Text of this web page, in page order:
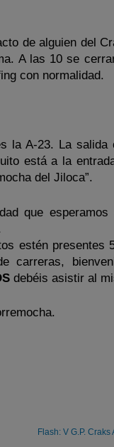
de alguien del
A las 10 se
con normalidad.
la A-23. La salida
está a la
del Jiloca”.
que
estén
carreras,
debéis asistir al
Flash: V G.P.